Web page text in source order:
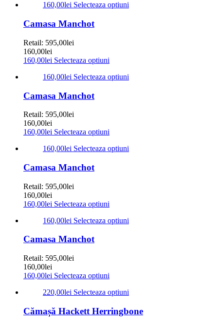
160,00lei Selecteaza optiuni
Camasa Manchot
Retail: 595,00lei
160,00lei
160,00lei Selecteaza optiuni
160,00lei Selecteaza optiuni
Camasa Manchot
Retail: 595,00lei
160,00lei
160,00lei Selecteaza optiuni
160,00lei Selecteaza optiuni
Camasa Manchot
Retail: 595,00lei
160,00lei
160,00lei Selecteaza optiuni
160,00lei Selecteaza optiuni
Camasa Manchot
Retail: 595,00lei
160,00lei
160,00lei Selecteaza optiuni
220,00lei Selecteaza optiuni
Cămașă Hackett Herringbone